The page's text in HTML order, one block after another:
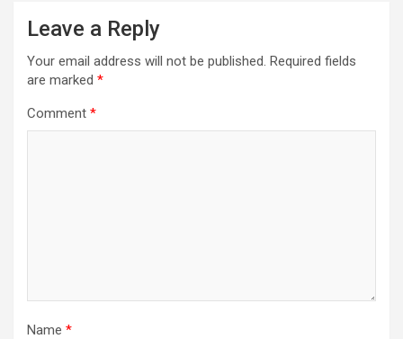
Leave a Reply
Your email address will not be published. Required fields
are marked *
Comment *
Name *